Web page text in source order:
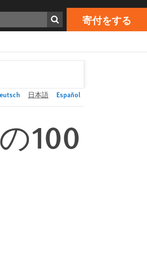
寄付をする
Print 寄付をする
日本語 Español
100